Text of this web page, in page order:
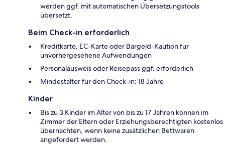
werden ggf. mit automatischen Übersetzungstools
übersetzt.
Beim Check-in erforderlich
Kreditkarte, EC-Karte oder Bargeld-Kaution für
unvorhergesehene Aufwendungen
Personalausweis oder Reisepass ggf. erforderlich
Mindestalter für den Check-in: 18 Jahre
Kinder
Bis zu 3 Kinder im Alter von bis zu 17 Jahren können im
Zimmer der Eltern oder Erziehungsberechtigten kostenlos
übernachten, wenn keine zusätzlichen Bettwaren
angefordert werden.